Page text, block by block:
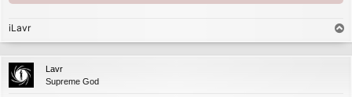
iLavr
o
p
Lavr
Supreme God